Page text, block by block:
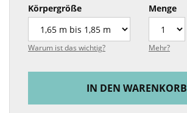
Körpergröße
Warum ist das wichtig?
Menge
Mehr?
IN DEN WARENKORB